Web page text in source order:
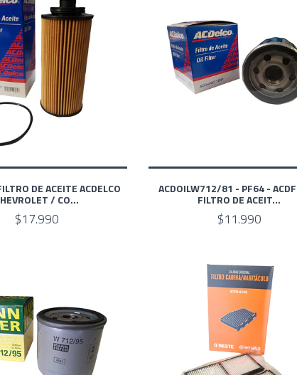
DE ACEITE ACDELCO
/ CO...
$17.990
ACDOILW712/81 - PF64 -
FILTRO DE ACEIT...
$11.990